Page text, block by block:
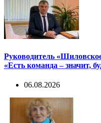
Руководитель
«Есть команда – значит,
06.08.2026